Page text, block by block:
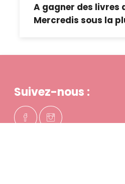
A gagner des livres
Mercredis sous la
Suivez-nous :